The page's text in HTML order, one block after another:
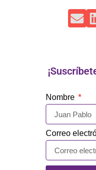
Nombre
Correo